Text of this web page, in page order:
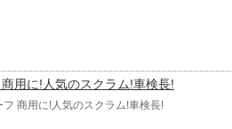
用に!人気のスクラム!車検長!
商用に!人気のスクラム!車検長!